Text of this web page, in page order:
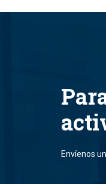
Envíenos